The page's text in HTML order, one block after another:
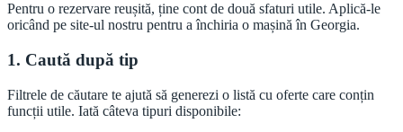
Pentru o rezervare reușită, ține cont de două sfaturi utile. Aplică-le
oricând pe site-ul nostru pentru a închiria o mașină în Georgia.
1. Caută după tip
Filtrele de căutare te ajută să generezi o listă cu oferte care conțin
funcții utile. Iată câteva tipuri disponibile: